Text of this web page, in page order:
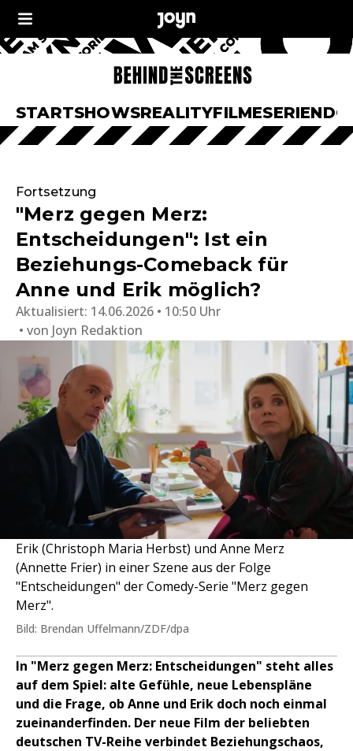
STARTSHOWSREALITYFILMESERIEN
Fortsetzung
"Merz gegen Merz:
Entscheidungen": Ist ein
Beziehungs-Comeback für
Anne und Erik möglich?
Aktualisiert: 14.06.2026 • 10:50 Uhr
von Joyn Redaktion
Erik (Christoph Maria Herbst) und Anne Merz
(Annette Frier) in einer Szene aus der Folge
"Entscheidungen" der Comedy-Serie "Merz gegen
Merz".
Bild: Brendan Uffelmann/ZDF/dpa
In "Merz gegen Merz: Entscheidungen" steht alles
auf dem Spiel: alte Gefühle, neue Lebenspläne
und die Frage, ob Anne und Erik doch noch einmal
zueinanderfinden. Der neue Film der beliebten
deutschen TV-Reihe verbindet Beziehungschaos,